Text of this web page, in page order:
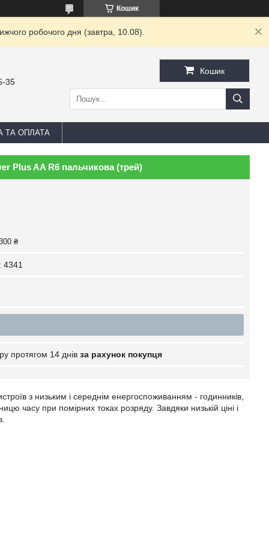
Кошик
робочого дня (завтра, 10.08).
35
Кошик
ТА ОПЛАТА
Plus AA R6 пальчикова (трей)
₴
4341
протягом 14 днів за рахунок покупця
з низьким і середнім енергоспоживанням - годинників,
часу при помірних токах розряду. Завдяки низькій ціні і